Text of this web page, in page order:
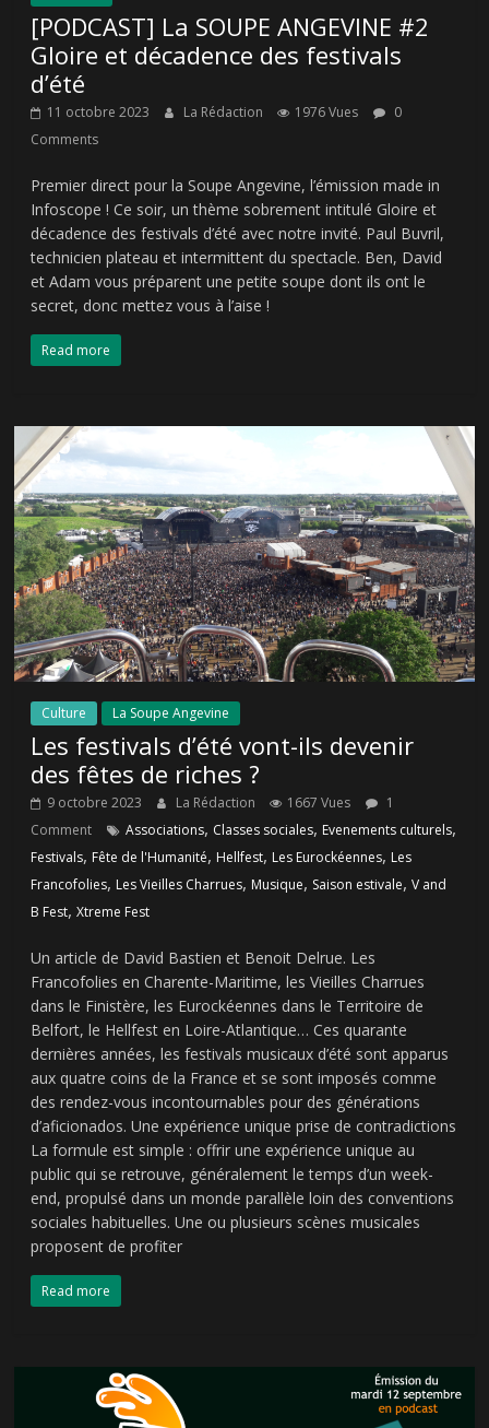
[PODCAST] La SOUPE ANGEVINE #2
Gloire et décadence des festivals
d’été
11 octobre 2023 La Rédaction 1976 Vues
0
Comments
Premier direct pour la Soupe Angevine, l’émission made in
Infoscope ! Ce soir, un thème sobrement intitulé Gloire et
décadence des festivals d’été avec notre invité. Paul Buvril,
technicien plateau et intermittent du spectacle. Ben, David
et Adam vous préparent une petite soupe dont ils ont le
secret, donc mettez vous à l’aise !
Read more
Culture La Soupe Angevine
Les festivals d’été vont-ils devenir
des fêtes de riches ?
9 octobre 2023 La Rédaction 1667 Vues
1
Comment
Associations, Classes sociales, Evenements culturels,
Festivals, Fête de l'Humanité, Hellfest, Les Eurockéennes, Les
Francofolies, Les Vieilles Charrues, Musique, Saison estivale,V and
B Fest,Xtreme Fest
Un article de David Bastien et Benoit Delrue. Les
Francofolies en Charente-Maritime, les Vieilles Charrues
dans le Finistère, les Eurockéennes dans le Territoire de
Belfort, le Hellfest en Loire-Atlantique… Ces quarante
dernières années, les festivals musicaux d’été sont apparus
aux quatre coins de la France et se sont imposés comme
des rendez-vous incontournables pour des générations
d’aficionados. Une expérience unique prise de contradictions
La formule est simple : offrir une expérience unique au
public qui se retrouve, généralement le temps d’un week-
end, propulsé dans un monde parallèle loin des conventions
sociales habituelles. Une ou plusieurs scènes musicales
proposent de profiter
Read more